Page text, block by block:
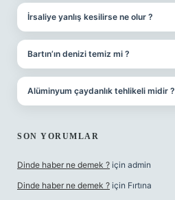
İrsaliye yanlış kesilirse ne olur ?
Bartın’ın denizi temiz mi ?
Alüminyum çaydanlık tehlikeli midir ?
SON YORUMLAR
Dinde haber ne demek ? için admin
Dinde haber ne demek ? için Fırtına